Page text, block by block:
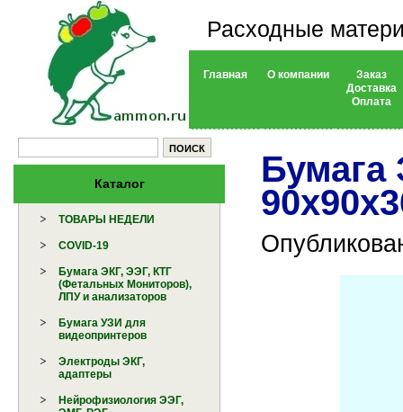
Расходные
Главная О компании
Заказ
Доставка
Оплата
Каталог
ТОВАРЫ НЕДЕЛИ
COVID-19
Бумага ЭКГ, ЭЭГ, КТГ
(Фетальных Мониторов),
ЛПУ и анализаторов
Бумага УЗИ для
видеопринтеров
Электроды ЭКГ,
адаптеры
Нейрофизиология ЭЭГ,